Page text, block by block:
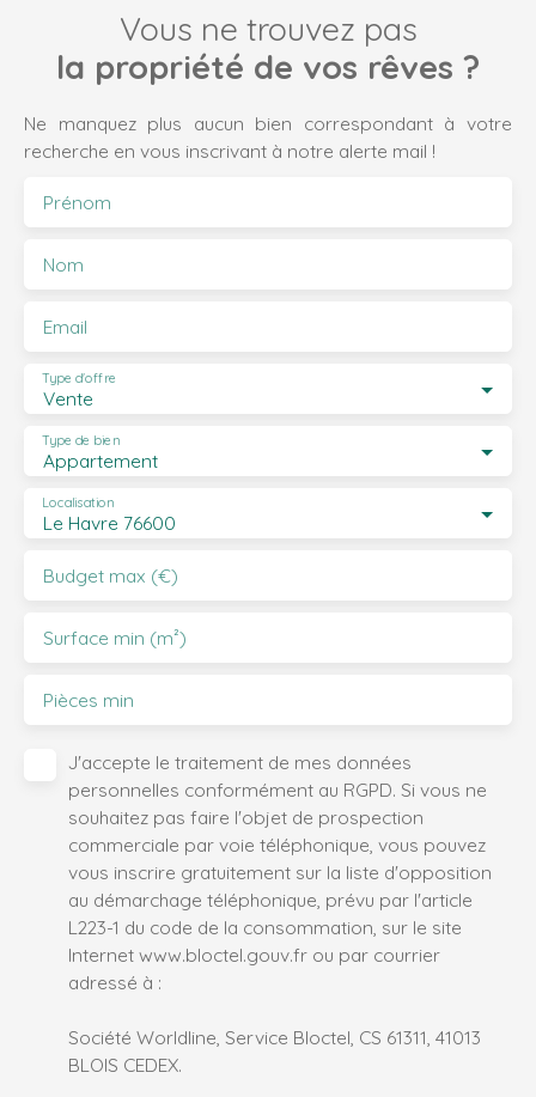
Vous ne trouvez pas
la propriété de vos rêves ?
Ne manquez plus aucun bien correspondant à votre
recherche en vous inscrivant à notre alerte mail !
Prénom
Nom
Email
Vente
Type d'offre
Appartement
Type de bien
Le Havre 76600
Localisation
Budget max (€)
Surface min (m²)
Pièces min
J'accepte le traitement de mes données
personnelles conformément au RGPD. Si vous ne
souhaitez pas faire l'objet de prospection
commerciale par voie téléphonique, vous pouvez
vous inscrire gratuitement sur la liste d'opposition
au démarchage téléphonique, prévu par l'article
L223-1 du code de la consommation, sur le site
Internet www.bloctel.gouv.fr ou par courrier
adressé à :
Société Worldline, Service Bloctel, CS 61311, 41013
BLOIS CEDEX.